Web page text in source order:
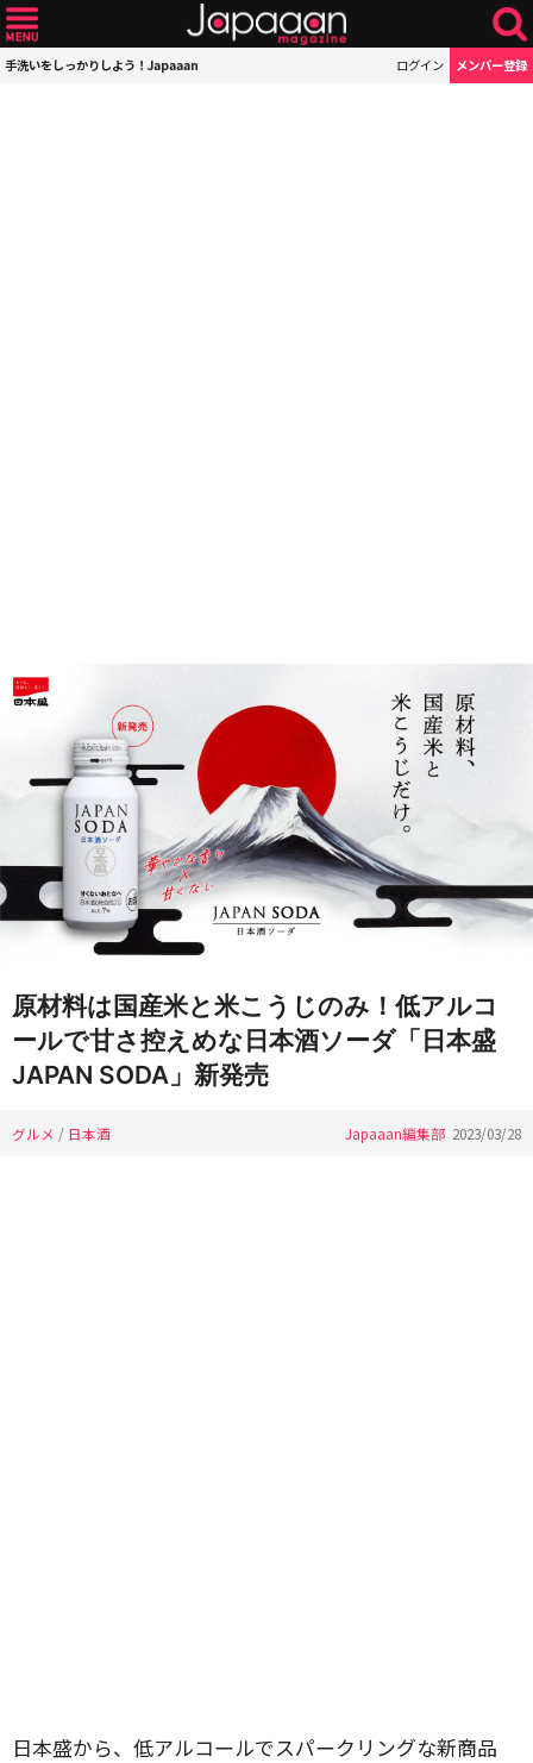
手洗いをしっかりしよう！Japaaan ログイン メンバー登録
原材料は国産米と米こうじのみ！低アルコ
ールで甘さ控えめな日本酒ソーダ「日本盛
JAPAN SODA」新発売
グルメ / 日本酒 Japaaan編集部 2023/03/28
日本盛から、低アルコールでスパークリングな新商品